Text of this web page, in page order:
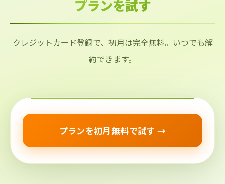
プランを試す
クレジットカード登録で、初月は完全無料。いつでも解
約できます。
プランを初月無料で試す →